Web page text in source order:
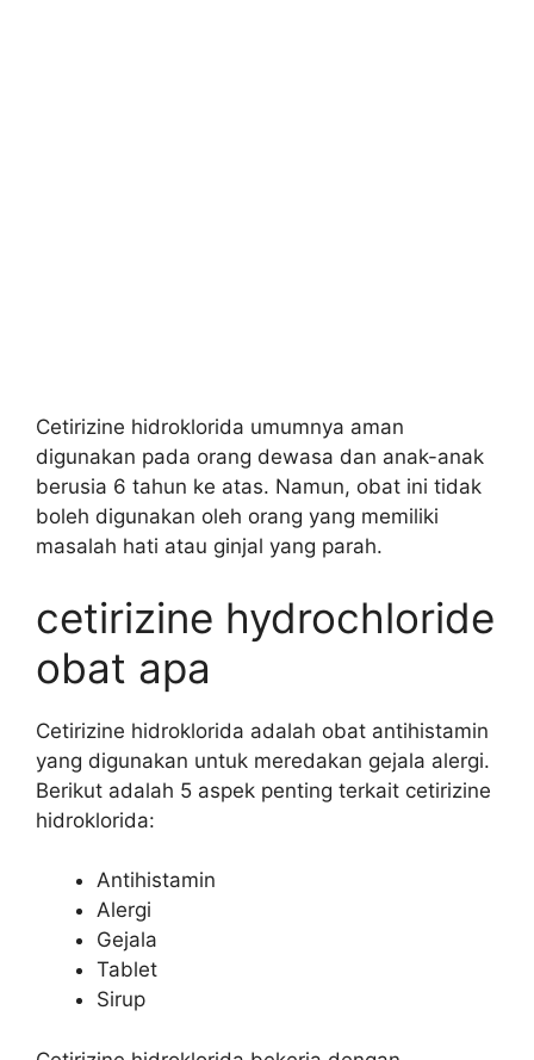
Cetirizine hidroklorida umumnya aman
digunakan pada orang dewasa dan anak-anak
berusia 6 tahun ke atas. Namun, obat ini tidak
boleh digunakan oleh orang yang memiliki
masalah hati atau ginjal yang parah.
cetirizine hydrochloride
obat apa
Cetirizine hidroklorida adalah obat antihistamin
yang digunakan untuk meredakan gejala alergi.
Berikut adalah 5 aspek penting terkait cetirizine
hidroklorida:
Antihistamin
Alergi
Gejala
Tablet
Sirup